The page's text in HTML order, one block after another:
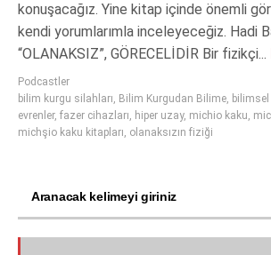
konuşacağız. Yine kitap içinde önemli
kendi yorumlarımla inceleyeceğiz. Hadi
“OLANAKSIZ”, GÖRECELİDİR Bir fizikçi...
Podcastler
bilim kurgu silahları, Bilim Kurgudan Bilime,
evrenler, fazer cihazları, hiper uzay, michio kaku,
michşio kaku kitapları, olanaksızın fiziği